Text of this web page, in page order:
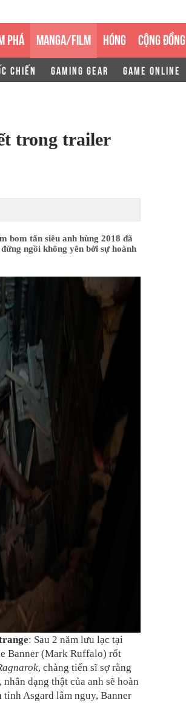
PHÁ MANGA/FILM HÓNG CỘNG ĐỒNG
CHIẾN GAMING GEAR GAME ONLINE
trong trailer
bom tấn siêu anh hùng 2018 đã
ngồi không yên bởi sự hoành
: Sau 2 năm lưu lạc tại
Banner (Mark Ruffalo) rốt
, chàng tiến sĩ sợ rằng
dạng thật của anh sẽ hoàn
Asgard lâm nguy, Banner